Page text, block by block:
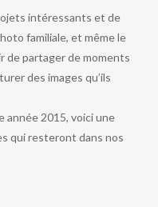
intéressants et de
familiale, et même le
de partager de moments
des images qu’ils
année 2015, voici une
qui resteront dans nos